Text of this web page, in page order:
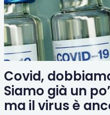
Covid,
Siamo già un
ma il virus è